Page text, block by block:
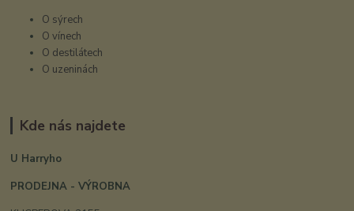
O sýrech
O vínech
O destilátech
O uzeninách
Kde nás najdete
U Harryho
PRODEJNA - VÝROBNA